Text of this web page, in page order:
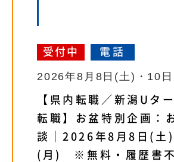
受付中 電話
2026年8月8日(土)・10
【県内転職／新潟Uタ
転職】お盆特別企画：
談｜2026年8月8日(土)
(月) ※無料・履歴書